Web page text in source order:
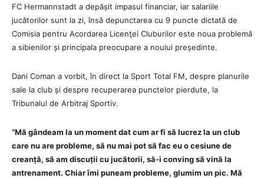
FC Hermannstadt a depășit impasul financiar, iar salariile
jucătorilor sunt la zi, însă depunctarea cu 9 puncte dictată de
Comisia pentru Acordarea Licenţei Cluburilor este noua problemă
a sibienilor și principala preocupare a noului președinte.
Dani Coman a vorbit, în direct la Sport Total FM, despre planurile
sale la club și despre recuperarea punctelor pierdute, la
Tribunalul de Arbitraj Sportiv.
“Mă gândeam la un moment dat cum ar fi să lucrez la un club
care nu are probleme, să nu mai pot să fac eu o cesiune de
creanță, să am discuții cu jucătorii, să-i conving să vină la
antrenament. Chiar îmi puneam probleme, glumim un pic. Mă